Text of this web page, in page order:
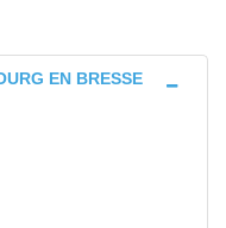
EN BRESSE